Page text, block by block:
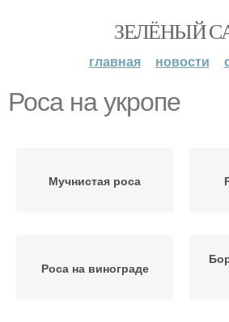
ЗЕЛЁНЫЙ
главная новости
Роса на укропе
Мучнистая роса
Роса на винограде